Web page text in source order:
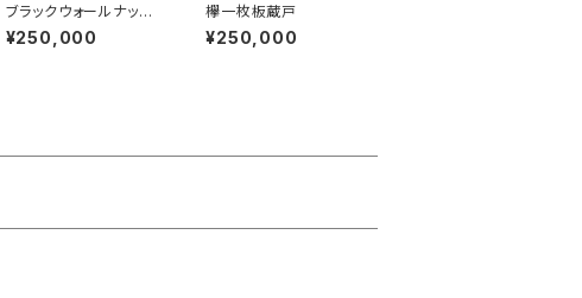
ブラックウォールナット
3.0m
¥250,000
欅一枚板蔵戸
¥250,000